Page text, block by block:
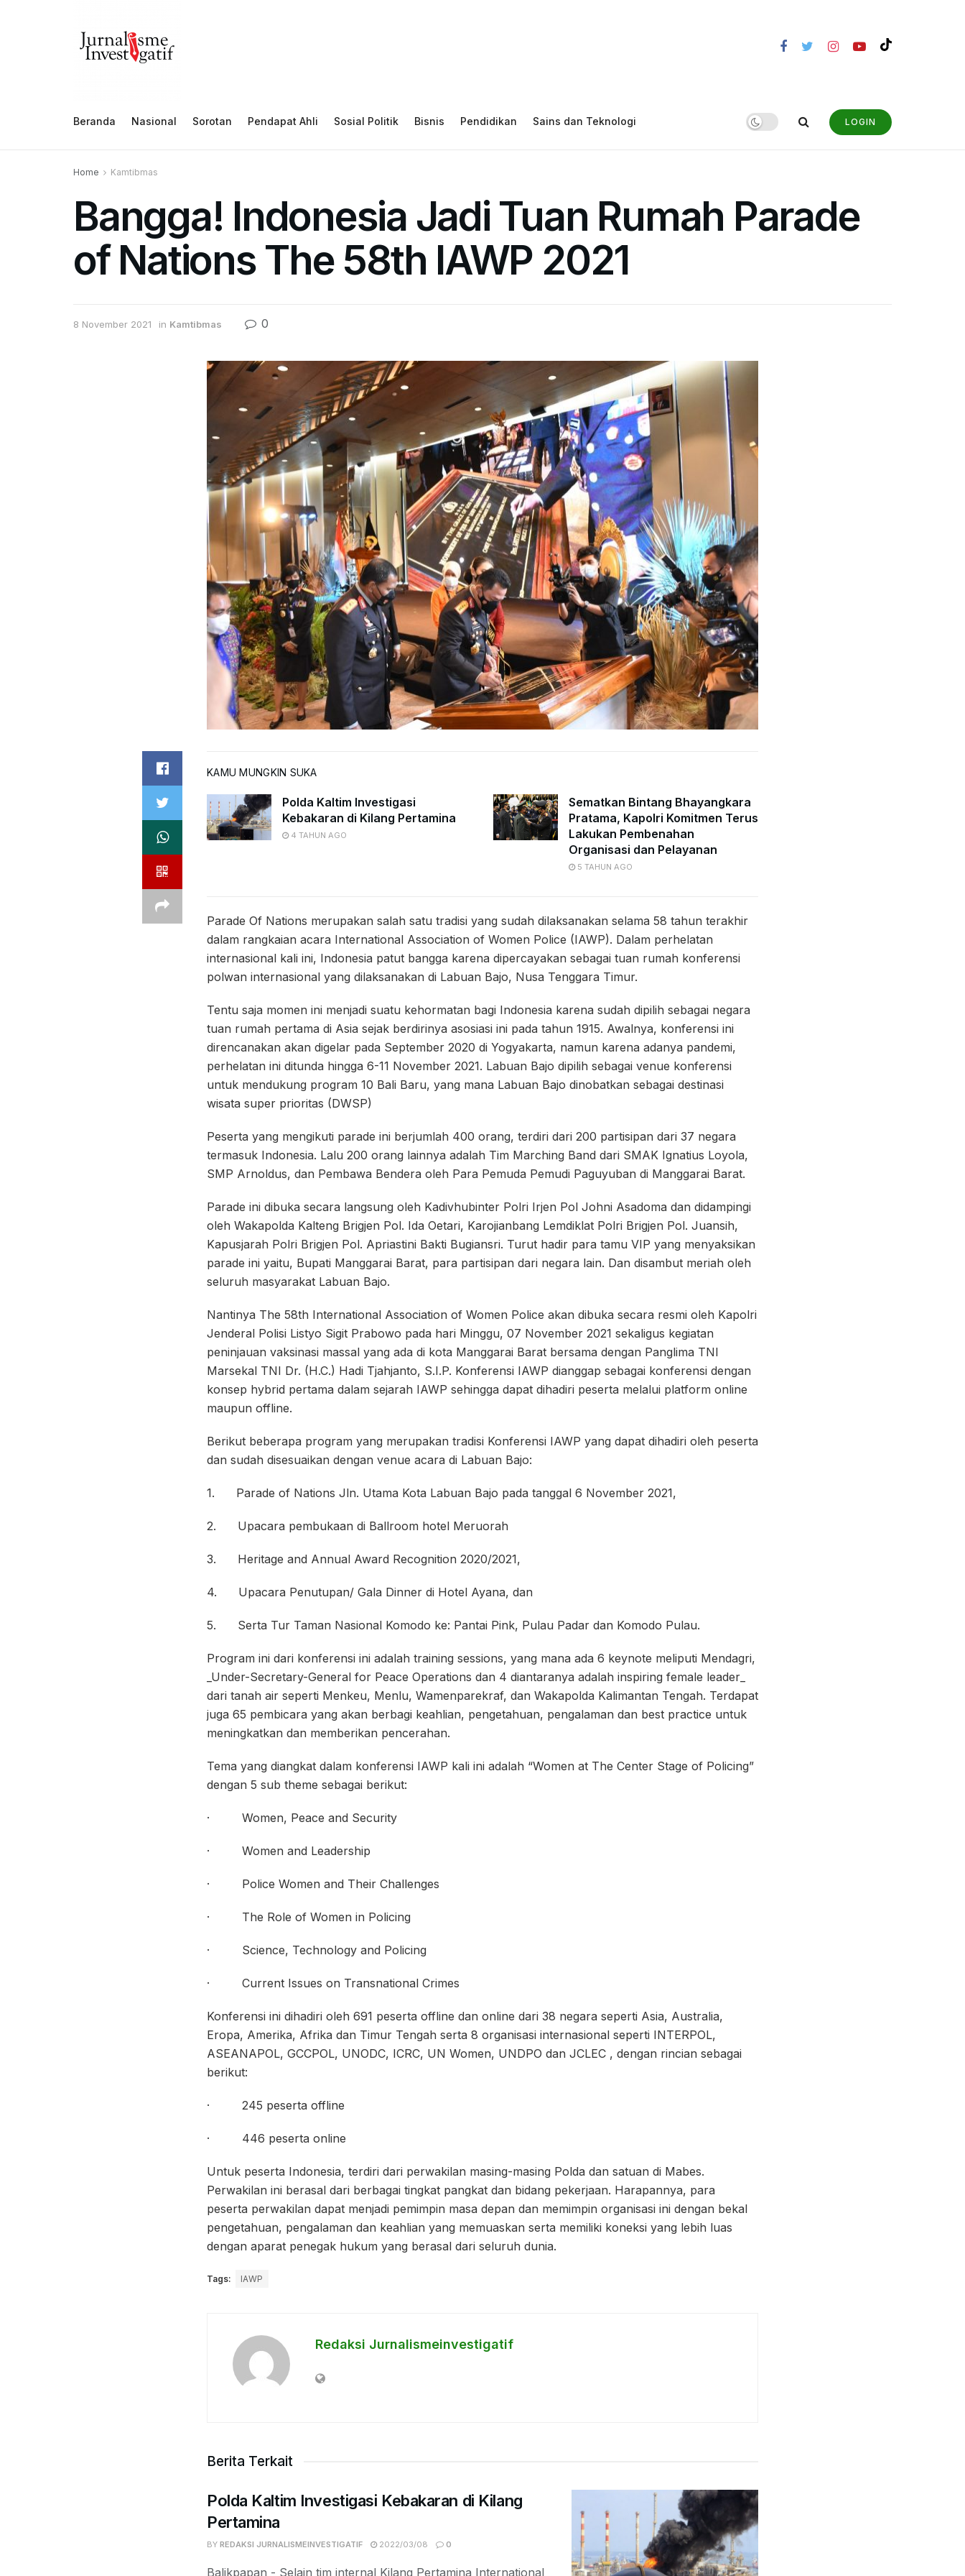
Beranda Nasional Sorotan Pendapat Ahli Sosial Politik Bisnis Pendidikan Sains dan Teknologi LOGIN
Home Kamtibmas
Bangga! Indonesia Jadi Tuan Rumah Parade
of Nations The 58th IAWP 2021
8 November 2021 in Kamtibmas 0
KAMU MUNGKIN SUKA
Polda Kaltim Investigasi
Kebakaran di Kilang Pertamina
4 TAHUN AGO
Sematkan Bintang Bhayangkara
Pratama, Kapolri Komitmen Terus
Lakukan Pembenahan
Organisasi dan Pelayanan
5 TAHUN AGO
Parade Of Nations merupakan salah satu tradisi yang sudah dilaksanakan selama 58 tahun terakhir
dalam rangkaian acara International Association of Women Police (IAWP). Dalam perhelatan
internasional kali ini, Indonesia patut bangga karena dipercayakan sebagai tuan rumah konferensi
polwan internasional yang dilaksanakan di Labuan Bajo, Nusa Tenggara Timur.
Tentu saja momen ini menjadi suatu kehormatan bagi Indonesia karena sudah dipilih sebagai negara
tuan rumah pertama di Asia sejak berdirinya asosiasi ini pada tahun 1915. Awalnya, konferensi ini
direncanakan akan digelar pada September 2020 di Yogyakarta, namun karena adanya pandemi,
perhelatan ini ditunda hingga 6-11 November 2021. Labuan Bajo dipilih sebagai venue konferensi
untuk mendukung program 10 Bali Baru, yang mana Labuan Bajo dinobatkan sebagai destinasi
wisata super prioritas (DWSP)
Peserta yang mengikuti parade ini berjumlah 400 orang, terdiri dari 200 partisipan dari 37 negara
termasuk Indonesia. Lalu 200 orang lainnya adalah Tim Marching Band dari SMAK Ignatius Loyola,
SMP Arnoldus, dan Pembawa Bendera oleh Para Pemuda Pemudi Paguyuban di Manggarai Barat.
Parade ini dibuka secara langsung oleh Kadivhubinter Polri Irjen Pol Johni Asadoma dan didampingi
oleh Wakapolda Kalteng Brigjen Pol. Ida Oetari, Karojianbang Lemdiklat Polri Brigjen Pol. Juansih,
Kapusjarah Polri Brigjen Pol. Apriastini Bakti Bugiansri. Turut hadir para tamu VIP yang menyaksikan
parade ini yaitu, Bupati Manggarai Barat, para partisipan dari negara lain. Dan disambut meriah oleh
seluruh masyarakat Labuan Bajo.
Nantinya The 58th International Association of Women Police akan dibuka secara resmi oleh Kapolri
Jenderal Polisi Listyo Sigit Prabowo pada hari Minggu, 07 November 2021 sekaligus kegiatan
peninjauan vaksinasi massal yang ada di kota Manggarai Barat bersama dengan Panglima TNI
Marsekal TNI Dr. (H.C.) Hadi Tjahjanto, S.I.P. Konferensi IAWP dianggap sebagai konferensi dengan
konsep hybrid pertama dalam sejarah IAWP sehingga dapat dihadiri peserta melalui platform online
maupun offline.
Berikut beberapa program yang merupakan tradisi Konferensi IAWP yang dapat dihadiri oleh peserta
dan sudah disesuaikan dengan venue acara di Labuan Bajo:
1. Parade of Nations Jln. Utama Kota Labuan Bajo pada tanggal 6 November 2021,
2. Upacara pembukaan di Ballroom hotel Meruorah
3. Heritage and Annual Award Recognition 2020/2021,
4. Upacara Penutupan/ Gala Dinner di Hotel Ayana, dan
5. Serta Tur Taman Nasional Komodo ke: Pantai Pink, Pulau Padar dan Komodo Pulau.
Program ini dari konferensi ini adalah training sessions, yang mana ada 6 keynote meliputi Mendagri,
_Under-Secretary-General for Peace Operations dan 4 diantaranya adalah inspiring female leader_
dari tanah air seperti Menkeu, Menlu, Wamenparekraf, dan Wakapolda Kalimantan Tengah. Terdapat
juga 65 pembicara yang akan berbagi keahlian, pengetahuan, pengalaman dan best practice untuk
meningkatkan dan memberikan pencerahan.
Tema yang diangkat dalam konferensi IAWP kali ini adalah “Women at The Center Stage of Policing”
dengan 5 sub theme sebagai berikut:
· Women, Peace and Security
· Women and Leadership
· Police Women and Their Challenges
· The Role of Women in Policing
· Science, Technology and Policing
· Current Issues on Transnational Crimes
Konferensi ini dihadiri oleh 691 peserta offline dan online dari 38 negara seperti Asia, Australia,
Eropa, Amerika, Afrika dan Timur Tengah serta 8 organisasi internasional seperti INTERPOL,
ASEANAPOL, GCCPOL, UNODC, ICRC, UN Women, UNDPO dan JCLEC , dengan rincian sebagai
berikut:
· 245 peserta offline
· 446 peserta online
Untuk peserta Indonesia, terdiri dari perwakilan masing-masing Polda dan satuan di Mabes.
Perwakilan ini berasal dari berbagai tingkat pangkat dan bidang pekerjaan. Harapannya, para
peserta perwakilan dapat menjadi pemimpin masa depan dan memimpin organisasi ini dengan bekal
pengetahuan, pengalaman dan keahlian yang memuaskan serta memiliki koneksi yang lebih luas
dengan aparat penegak hukum yang berasal dari seluruh dunia.
Tags: IAWP
Redaksi Jurnalismeinvestigatif
Berita Terkait
Polda Kaltim Investigasi Kebakaran di Kilang
Pertamina
BY REDAKSI JURNALISMEINVESTIGATIF 2022/03/08 0
Balikpapan - Selain tim internal Kilang Pertamina International